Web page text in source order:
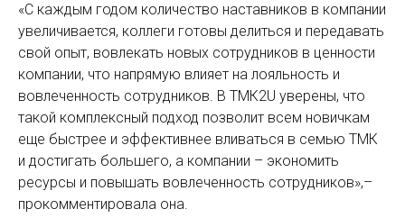
«С каждым годом количество наставников в компании
увеличивается, коллеги готовы делиться и передавать
свой опыт, вовлекать новых сотрудников в ценности
компании, что напрямую влияет на лояльность и
вовлеченность сотрудников. В ТМК2U уверены, что
такой комплексный подход позволит всем новичкам
еще быстрее и эффективнее вливаться в семью ТМК
и достигать большего, а компании – экономить
ресурсы и повышать вовлеченность сотрудников»,–
прокомментировала она.